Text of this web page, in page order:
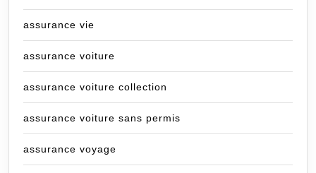
assurance vie
assurance voiture
assurance voiture collection
assurance voiture sans permis
assurance voyage